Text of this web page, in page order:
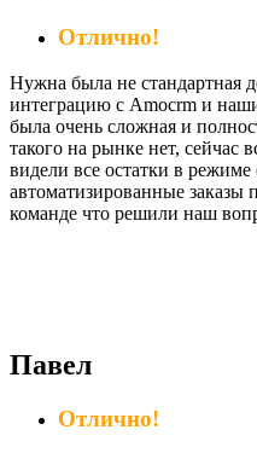
Отлично!
Нужна была не стандартная
интеграцию с Amocrm и
была очень сложная и
такого на рынке нет, сейчас
видели все остатки в
автоматизированные заказы
команде что решили наш
Павел
Отлично!